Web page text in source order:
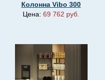
Колонна Vibo 300
Цена: 69 762 руб.